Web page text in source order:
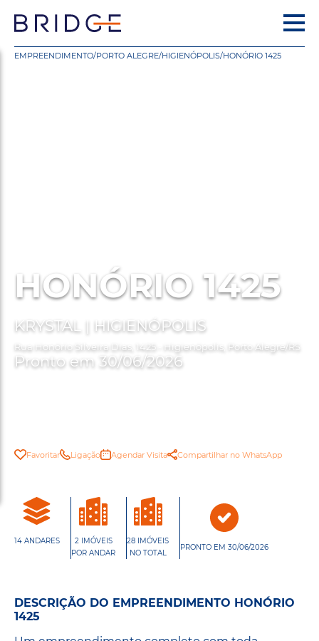
EMPREENDIMENTO/PORTO ALEGRE/HIGIENÓPOLIS/HONÓRIO 1425
HONÓRIO 1425
KRYSTAL | HIGIENÓPOLIS
Rua Honório Silveira Dias, 1425 - Higienópolis, Porto Alegre/RS
Pronto em 30/06/2026
Favoritar Ligação Agendar Visita Compartilhar no WhatsApp
14 ANDARES
2 IMÓVEIS
POR ANDAR
28 IMÓVEIS
NO TOTAL
PRONTO EM 30/06/2026
DESCRIÇÃO DO EMPREENDIMENTO HONÓRIO
1425